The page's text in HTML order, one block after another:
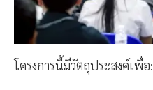
โครงการนี้มีวัตถุประสงค์เพื่อ: